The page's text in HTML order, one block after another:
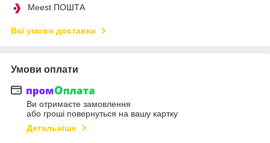
Meest ПОШТА
Всі умови доставки
Умови оплати
Ви отримаєте замовлення
або гроші повернуться на вашу картку
Детальніше